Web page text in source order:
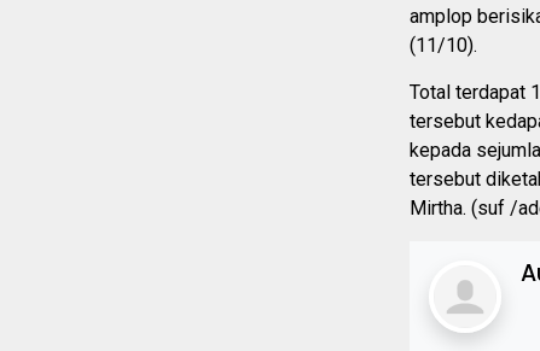
amplop
(11/10).
Total terdapat
tersebut
kepada
tersebut
Mirtha. (suf /